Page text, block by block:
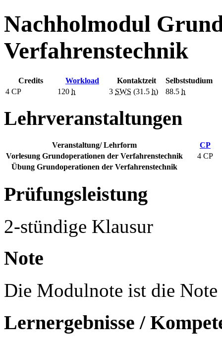
Nachholmodul
Verfahrenstechnik
Credits Workload Kontaktzeit
Selbststudium
4 CP 120 h 3 SWS (31.5 h) 88.5 h
Lehrveranstaltungen
Veranstaltung/ Lehrform
CP
Vorlesung Grundoperationen der Verfahrenstechnik
4 CP
Übung Grundoperationen der Verfahrenstechnik
Prüfungsleistung
2-stündige Klausur
Note
Die Modulnote ist die Note
Lernergebnisse /